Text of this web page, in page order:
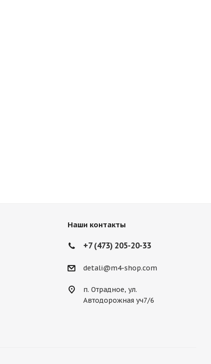
Наши контакты
+7 (473) 205-20-33
detali@m4-shop.com
п. Отрадное, ул.
Автодорожная уч7/6